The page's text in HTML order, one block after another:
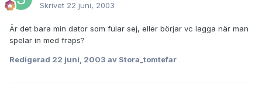
Skrivet 22 juni, 2003
Är det bara min dator som fular sej, eller börjar vc lagga när man
spelar in med fraps?
Redigerad 22 juni, 2003 av Stora_tomtefar